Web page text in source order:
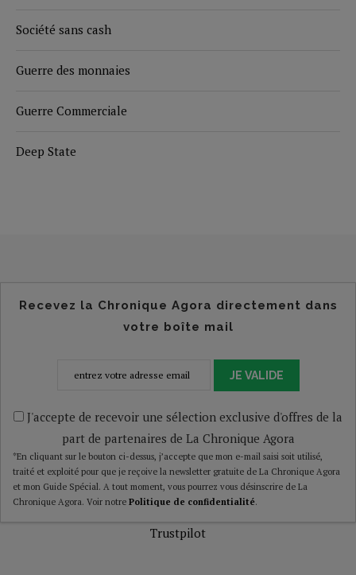
Société sans cash
Guerre des monnaies
Guerre Commerciale
Deep State
Recevez la Chronique Agora directement dans
votre boîte mail
JE VALIDE
J'accepte de recevoir une sélection exclusive d'offres de la
part de partenaires de La Chronique Agora
*En cliquant sur le bouton ci-dessus, j’accepte que mon e-mail saisi soit utilisé,
traité et exploité pour que je reçoive la newsletter gratuite de La Chronique Agora
et mon Guide Spécial. A tout moment, vous pourrez vous désinscrire de La
Chronique Agora. Voir notre Politique de confidentialité.
Trustpilot